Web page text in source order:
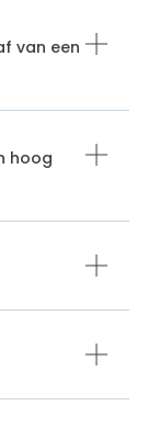
van een
hoog